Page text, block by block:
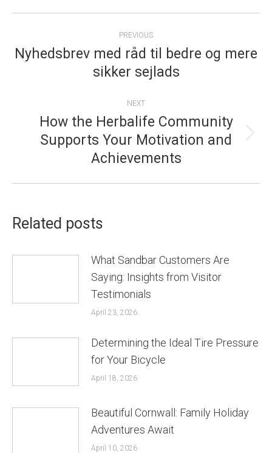
NAVIGATION
PREVIOUS
Previous
post:
Nyhedsbrev med råd til bedre og mere
sikker sejlads
NEXT
Next
post:
How the Herbalife Community
Supports Your Motivation and
Achievements
Related posts
What Sandbar Customers Are
Saying: Insights from Visitor
Testimonials
April 23, 2026
Determining the Ideal Tire Pressure
for Your Bicycle
April 18, 2026
Beautiful Cornwall: Family Holiday
Adventures Await
April 10, 2026